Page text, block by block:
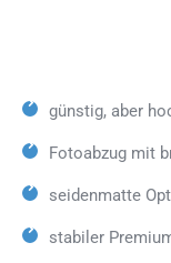
günstig, aber
Fotoabzug mit
seidenmatte
stabiler